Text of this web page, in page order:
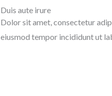
Duis aute irure
Dolor sit amet, consectetur
eiusmod tempor incididunt ut